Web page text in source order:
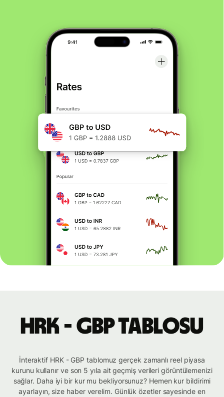
HRK - GBP tablosu
İnteraktif HRK - GBP tablomuz gerçek zamanlı reel piyasa
kurunu kullanır ve son 5 yıla ait geçmiş verileri görüntülemenizi
sağlar. Daha iyi bir kur mu bekliyorsunuz? Hemen kur bildirimi
ayarlayın, size haber verelim. Günlük özetler sayesinde en